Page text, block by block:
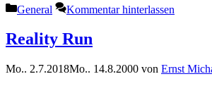
Kategorien
General Kommentar hinterlassen
Reality Run
Mo.. 2.7.2018Mo.. 14.8.2000 von Ernst